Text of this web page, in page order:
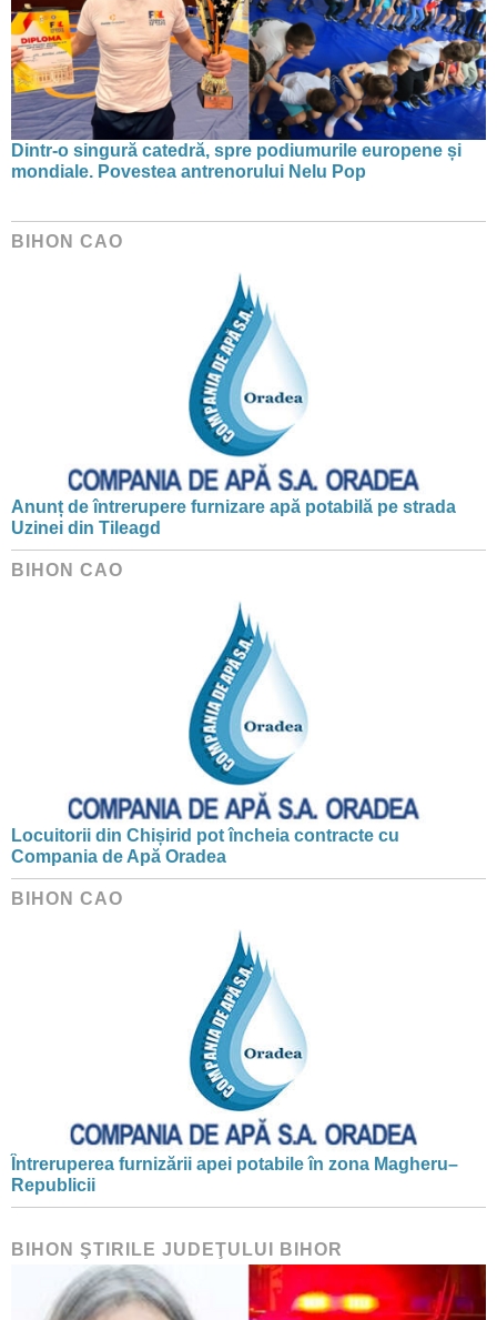
Dintr-o singură catedră, spre podiumurile europene și
mondiale. Povestea antrenorului Nelu Pop
BIHON CAO
Anunț de întrerupere furnizare apă potabilă pe strada
Uzinei din Tileagd
BIHON CAO
Locuitorii din Chișirid pot încheia contracte cu
Compania de Apă Oradea
BIHON CAO
Întreruperea furnizării apei potabile în zona Magheru–
Republicii
BIHON ŞTIRILE JUDEŢULUI BIHOR